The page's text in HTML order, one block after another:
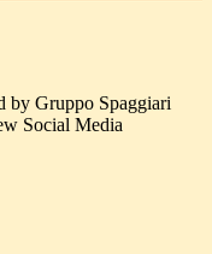
by Gruppo Spaggiari
Social Media